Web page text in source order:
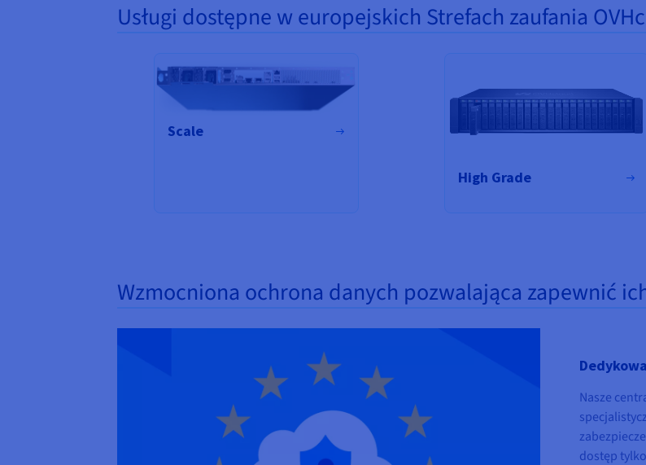
Usługi dostępne w europejskich Strefach zaufania
Scale
High Grade
Wzmocniona ochrona danych pozwalająca zapewnić
Nasze
dostęp